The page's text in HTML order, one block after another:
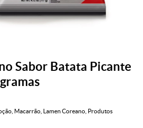
Sabor Batata Picante
Macarrão Lamen Coreano Produtos